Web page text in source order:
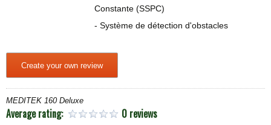
Constante (SSPC)
- Système de détection d'obstacles
Create your own review
MEDITEK 160 Deluxe
Average rating: 0 reviews